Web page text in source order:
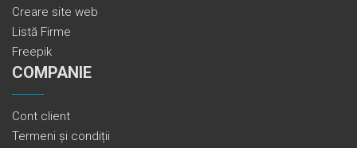
Creare site web
Listă Firme
Freepik
COMPANIE
Cont client
Termeni și condiții